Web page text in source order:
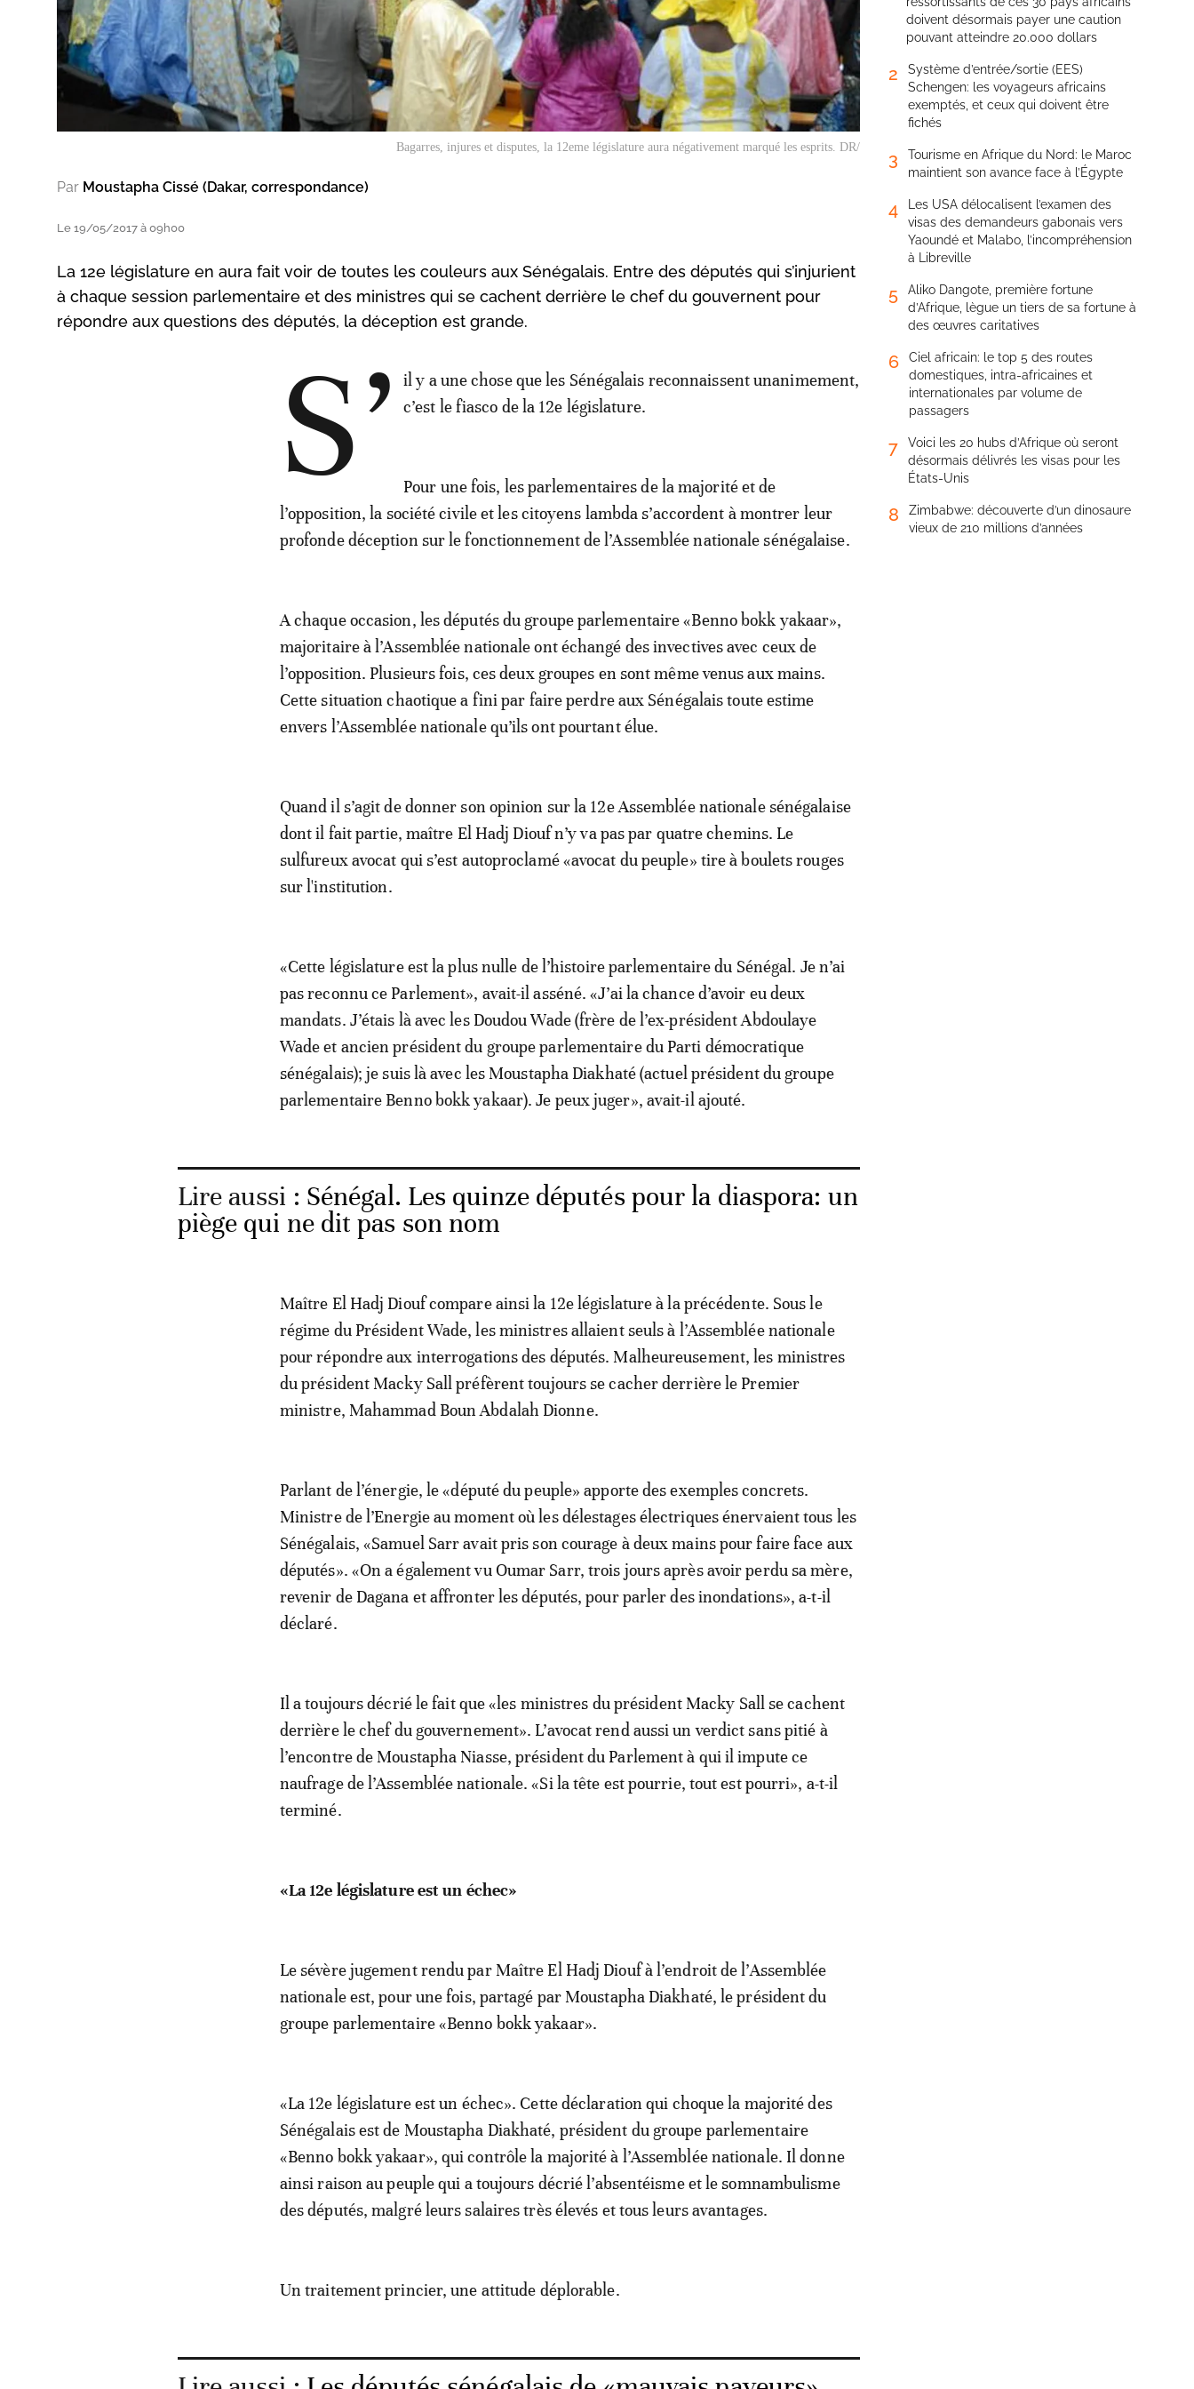
Bagarres, injures et disputes, la 12eme législature aura négativement marqué les esprits. DR/
Par Moustapha Cissé (Dakar, correspondance)
Le 19/05/2017 à 09h00
La 12e législature en aura fait voir de toutes les couleurs aux Sénégalais. Entre des députés qui s’injurient
à chaque session parlementaire et des ministres qui se cachent derrière le chef du gouvernent pour
répondre aux questions des députés, la déception est grande.
S’
il y a une chose que les Sénégalais reconnaissent unanimement,
c’est le fiasco de la 12e législature.
Pour une fois, les parlementaires de la majorité et de
l’opposition, la société civile et les citoyens lambda s’accordent à montrer leur
profonde déception sur le fonctionnement de l’Assemblée nationale sénégalaise.
A chaque occasion, les députés du groupe parlementaire «Benno bokk yakaar»,
majoritaire à l’Assemblée nationale ont échangé des invectives avec ceux de
l’opposition. Plusieurs fois, ces deux groupes en sont même venus aux mains.
Cette situation chaotique a fini par faire perdre aux Sénégalais toute estime
envers l’Assemblée nationale qu’ils ont pourtant élue.
Quand il s’agit de donner son opinion sur la 12e Assemblée nationale sénégalaise
dont il fait partie, maître El Hadj Diouf n’y va pas par quatre chemins. Le
sulfureux avocat qui s’est autoproclamé «avocat du peuple» tire à boulets rouges
sur l'institution.
«Cette législature est la plus nulle de l’histoire parlementaire du Sénégal. Je n’ai
pas reconnu ce Parlement», avait-il asséné. «J’ai la chance d’avoir eu deux
mandats. J’étais là avec les Doudou Wade (frère de l’ex-président Abdoulaye
Wade et ancien président du groupe parlementaire du Parti démocratique
sénégalais); je suis là avec les Moustapha Diakhaté (actuel président du groupe
parlementaire Benno bokk yakaar). Je peux juger», avait-il ajouté.
Lire aussi : Sénégal. Les quinze députés pour la diaspora: un
piège qui ne dit pas son nom
Maître El Hadj Diouf compare ainsi la 12e législature à la précédente. Sous le
régime du Président Wade, les ministres allaient seuls à l’Assemblée nationale
pour répondre aux interrogations des députés. Malheureusement, les ministres
du président Macky Sall préfèrent toujours se cacher derrière le Premier
ministre, Mahammad Boun Abdalah Dionne.
Parlant de l’énergie, le «député du peuple» apporte des exemples concrets.
Ministre de l’Energie au moment où les délestages électriques énervaient tous les
Sénégalais, «Samuel Sarr avait pris son courage à deux mains pour faire face aux
députés». «On a également vu Oumar Sarr, trois jours après avoir perdu sa mère,
revenir de Dagana et affronter les députés, pour parler des inondations», a-t-il
déclaré.
Il a toujours décrié le fait que «les ministres du président Macky Sall se cachent
derrière le chef du gouvernement». L’avocat rend aussi un verdict sans pitié à
l’encontre de Moustapha Niasse, président du Parlement à qui il impute ce
naufrage de l’Assemblée nationale. «Si la tête est pourrie, tout est pourri», a-t-il
terminé.
«La 12e législature est un échec»
Le sévère jugement rendu par Maître El Hadj Diouf à l’endroit de l’Assemblée
nationale est, pour une fois, partagé par Moustapha Diakhaté, le président du
groupe parlementaire «Benno bokk yakaar».
«La 12e législature est un échec». Cette déclaration qui choque la majorité des
Sénégalais est de Moustapha Diakhaté, président du groupe parlementaire
«Benno bokk yakaar», qui contrôle la majorité à l’Assemblée nationale. Il donne
ainsi raison au peuple qui a toujours décrié l’absentéisme et le somnambulisme
des députés, malgré leurs salaires très élevés et tous leurs avantages.
Un traitement princier, une attitude déplorable.
doivent désormais payer une caution
pouvant atteindre 20.000 dollars
2
Système d’entrée/sortie (EES)
Schengen: les voyageurs africains
exemptés, et ceux qui doivent être
fichés
3
Tourisme en Afrique du Nord: le Maroc
maintient son avance face à l’Égypte
4
Les USA délocalisent l’examen des
visas des demandeurs gabonais vers
Yaoundé et Malabo, l’incompréhension
à Libreville
5
Aliko Dangote, première fortune
d’Afrique, lègue un tiers de sa fortune à
des œuvres caritatives
6
Ciel africain: le top 5 des routes
domestiques, intra-africaines et
internationales par volume de
passagers
7
Voici les 20 hubs d’Afrique où seront
désormais délivrés les visas pour les
États-Unis
8
Zimbabwe: découverte d’un dinosaure
vieux de 210 millions d’années